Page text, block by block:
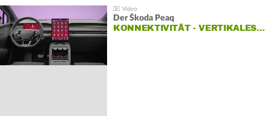
Der Škoda Peaq
KONNEKTIVITÄT - VERTIKALES…